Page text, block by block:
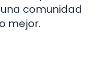
comunidad
mejor.